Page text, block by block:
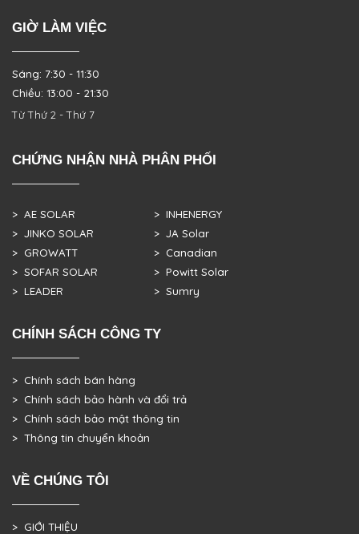
GIỜ LÀM VIỆC
Sáng: 7:30 - 11:30
Chiều: 13:00 - 21:30
Từ Thứ 2 - Thứ 7
CHỨNG NHẬN NHÀ PHÂN PHỐI
> AE SOLAR
> JINKO SOLAR
> GROWATT
> SOFAR SOLAR
> LEADER
> INHENERGY
> JA Solar
> Canadian
> Powitt Solar
> Sumry
CHÍNH SÁCH CÔNG TY
> Chính sách bán hàng
> Chính sách bảo hành và đổi trả
> Chính sách bảo mật thông tin
> Thông tin chuyển khoản
VỀ CHÚNG TÔI
> GIỚI THIỆU